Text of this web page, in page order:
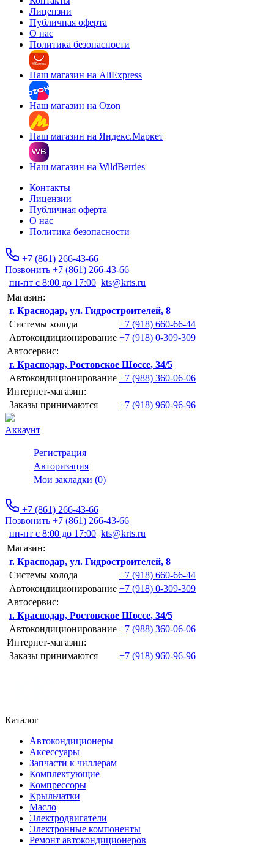
Лицензии
Публичная оферта
О нас
Политика безопасности
Наш магазин на AliExpress
Наш магазин на Ozon
Наш магазин на Яндекс.Маркет
Наш магазин на WildBerries
Контакты
Лицензии
Публичная оферта
О нас
Политика безопасности
+7 (861) 266-43-66
Позвонить +7 (861) 266-43-66
пн-пт с 8:00 до 17:00 kts@krts.ru
Магазин:
г. Краснодар, ул. Гидростроителей, 8
Системы холода
+7 (918) 660-66-44
Автокондиционирование +7 (918) 0-309-309
Автосервис:
г. Краснодар, Ростовское Шоссе, 34/5
Автокондиционирование +7 (988) 360-06-06
Интернет-магазин:
Заказы принимаются
+7 (918) 960-96-96
Аккаунт
Регистрация
Авторизация
Мои закладки (0)
+7 (861) 266-43-66
Позвонить +7 (861) 266-43-66
пн-пт с 8:00 до 17:00 kts@krts.ru
Магазин:
г. Краснодар, ул. Гидростроителей, 8
Системы холода
+7 (918) 660-66-44
Автокондиционирование +7 (918) 0-309-309
Автосервис:
г. Краснодар, Ростовское Шоссе, 34/5
Автокондиционирование +7 (988) 360-06-06
Интернет-магазин:
Заказы принимаются
+7 (918) 960-96-96
Каталог
Автокондиционеры
Аксессуары
Запчасти к чиллерам
Комплектующие
Компрессоры
Крыльчатки
Масло
Электродвигатели
Электронные компоненты
Ремонт автокондиционеров